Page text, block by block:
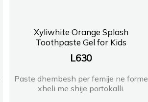
Xyliwhite Orange Splash
Toothpaste Gel for Kids
L630
Paste dhembesh per femije ne forme
xheli me shije portokalli.